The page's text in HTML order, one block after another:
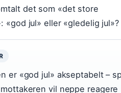
det som «det store
«god jul» eller «gledelig jul»?
er «god jul» akseptabelt –
vil neppe reagere